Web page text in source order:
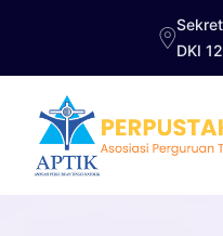
DKI